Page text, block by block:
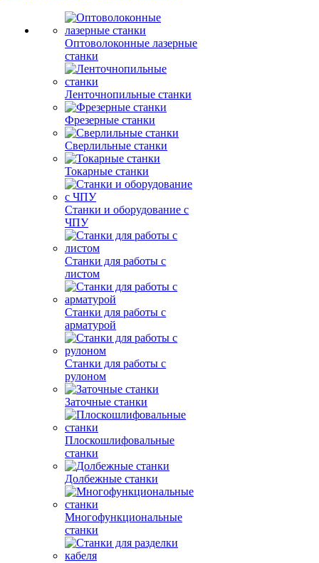
Оптоволоконные лазерные
станки
Ленточнопильные станки
Фрезерные станки
Сверлильные станки
Токарные станки
Станки и оборудование с
ЧПУ
Станки для работы с
листом
Станки для работы с
арматурой
Станки для работы с
рулоном
Заточные станки
Плоскошлифовальные
станки
Долбежные станки
Многофункциональные
станки